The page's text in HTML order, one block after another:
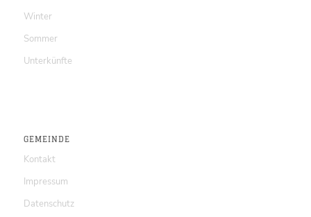
Winter
Sommer
Unterkünfte
GEMEINDE
Kontakt
Impressum
Datenschutz